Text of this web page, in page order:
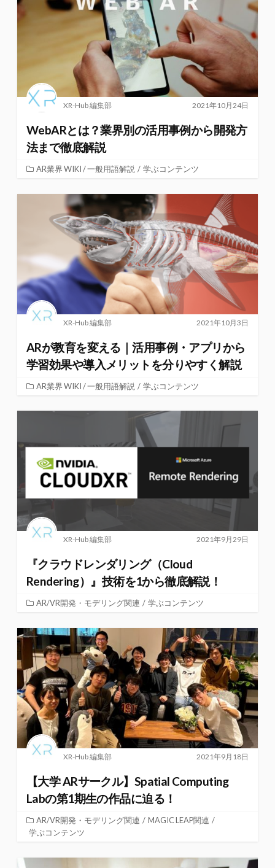
2021年10月24日
XR-Hub 編集部
WebARとは？業界別の活用事例から開発方
法まで徹底解説
AR業界 WIKI / 一般用語解説 / 学ぶコンテンツ
2021年10月3日
XR-Hub 編集部
ARが教育を変える｜活用事例・アプリから
学習効果や導入メリットを分りやすく解説
AR業界 WIKI / 一般用語解説 / 学ぶコンテンツ
2021年9月29日
XR-Hub 編集部
『クラウドレンダリング（Cloud
Rendering）』技術を1から徹底解説！
AR/VR開発・モデリング関連 / 学ぶコンテンツ
2021年9月18日
XR-Hub 編集部
【大学 ARサークル】Spatial Computing
Labの第1期生の作品に迫る！
AR/VR開発・モデリング関連 / MAGIC LEAP関連 /
学ぶコンテンツ